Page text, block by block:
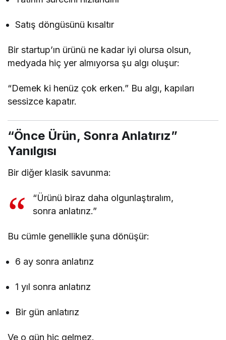
Satış döngüsünü kısaltır
Bir startup’ın ürünü ne kadar iyi olursa olsun,
medyada hiç yer almıyorsa şu algı oluşur:
“Demek ki henüz çok erken.” Bu algı, kapıları
sessizce kapatır.
“Önce Ürün, Sonra Anlatırız”
Yanılgısı
Bir diğer klasik savunma:
“Ürünü biraz daha olgunlaştıralım,
sonra anlatırız.”
Bu cümle genellikle şuna dönüşür:
6 ay sonra anlatırız
1 yıl sonra anlatırız
Bir gün anlatırız
Ve o gün hiç gelmez.